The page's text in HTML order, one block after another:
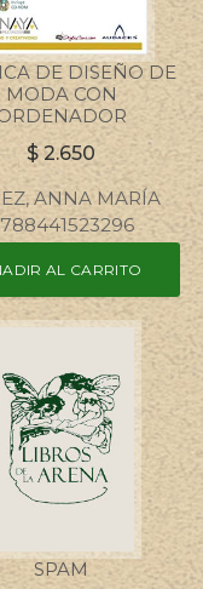
DE DISEÑO DE
MODA CON
$2.650
ANNA MARÍA
AL CARRITO
SPAM